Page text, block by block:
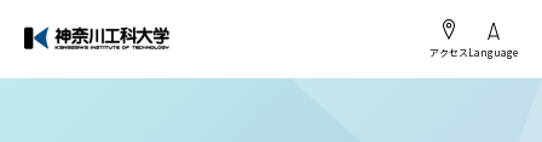
アクセスLanguage